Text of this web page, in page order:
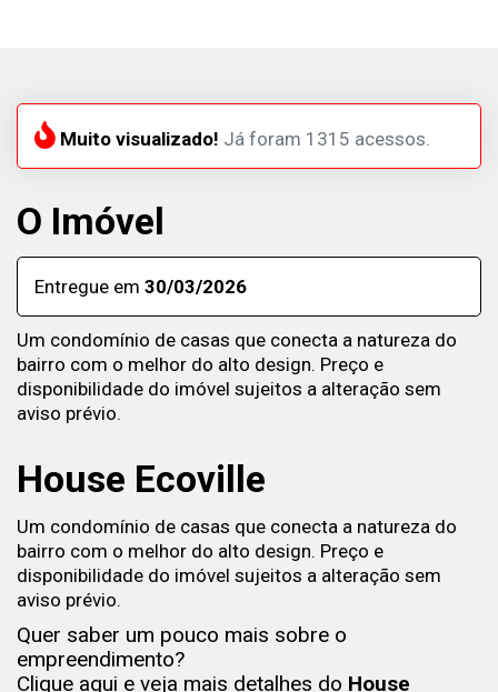
Muito visualizado! Já foram 1315 acessos.
O Imóvel
Entregue em 30/03/2026
Um condomínio de casas que conecta a natureza do
bairro com o melhor do alto design. Preço e
disponibilidade do imóvel sujeitos a alteração sem
aviso prévio.
House Ecoville
Um condomínio de casas que conecta a natureza do
bairro com o melhor do alto design. Preço e
disponibilidade do imóvel sujeitos a alteração sem
aviso prévio.
Quer saber um pouco mais sobre o
empreendimento?
Clique aqui e veja mais detalhes do House